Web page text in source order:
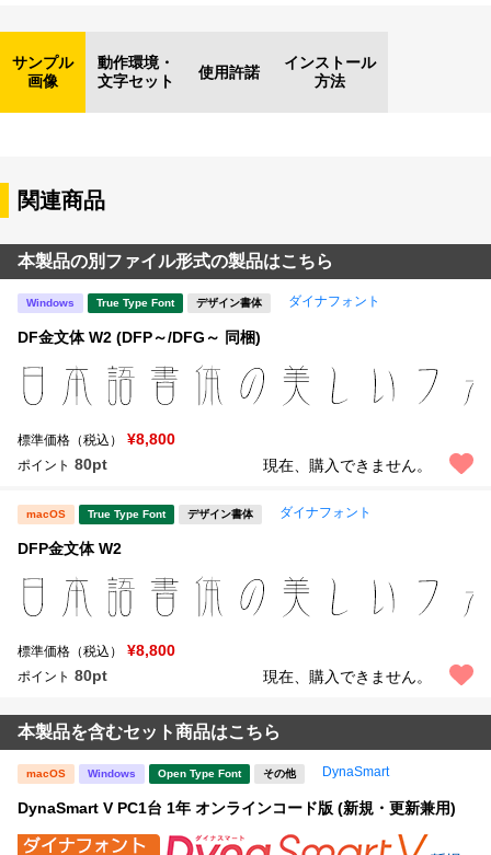
サンプル
画像
動作環境・
文字セット
使用許諾
インストール
方法
関連商品
本製品の別ファイル形式の製品はこちら
Windows True Type Font デザイン書体 ダイナフォント
DF金文体 W2 (DFP～/DFG～ 同梱)
標準価格（税込） ¥8,800
ポイント 80pt 現在、購入できません。
macOS True Type Font デザイン書体 ダイナフォント
DFP金文体 W2
標準価格（税込） ¥8,800
ポイント 80pt 現在、購入できません。
本製品を含むセット商品はこちら
macOS Windows Open Type Font その他 DynaSmart
DynaSmart V PC1台 1年 オンラインコード版 (新規・更新兼用)